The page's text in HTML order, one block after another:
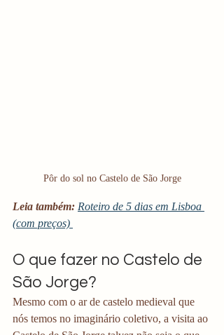
Pôr do sol no Castelo de São Jorge
Leia também: Roteiro de 5 dias em Lisboa
(com preços)
O que fazer no Castelo de
São Jorge?
Mesmo com o ar de castelo medieval que
nós temos no imaginário coletivo, a visita ao